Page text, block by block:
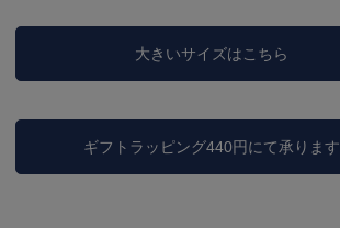
大きいサイズはこちら
ギフトラッピング440円にて承ります